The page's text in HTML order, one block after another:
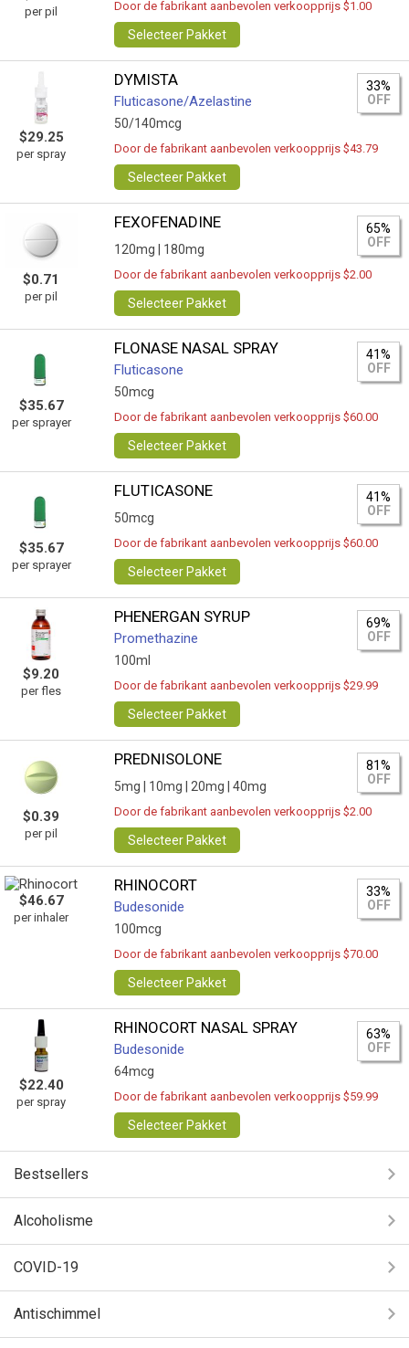
per pil Door de fabrikant aanbevolen verkoopprijs $1.00
Selecteer Pakket
$29.25
per spray
DYMISTA
Fluticasone/Azelastine
50/140mcg
33%
OFF
Door de fabrikant aanbevolen verkoopprijs $43.79
Selecteer Pakket
$0.71
per pil
FEXOFENADINE
120mg | 180mg
65%
OFF
Door de fabrikant aanbevolen verkoopprijs $2.00
Selecteer Pakket
$35.67
per sprayer
FLONASE NASAL SPRAY
Fluticasone
50mcg
41%
OFF
Door de fabrikant aanbevolen verkoopprijs $60.00
Selecteer Pakket
$35.67
per sprayer
FLUTICASONE
50mcg
41%
OFF
Door de fabrikant aanbevolen verkoopprijs $60.00
Selecteer Pakket
$9.20
per fles
PHENERGAN SYRUP
Promethazine
100ml
69%
OFF
Door de fabrikant aanbevolen verkoopprijs $29.99
Selecteer Pakket
$0.39
per pil
PREDNISOLONE
5mg | 10mg | 20mg | 40mg
81%
OFF
Door de fabrikant aanbevolen verkoopprijs $2.00
Selecteer Pakket
$46.67
per inhaler
RHINOCORT
Budesonide
100mcg
33%
OFF
Door de fabrikant aanbevolen verkoopprijs $70.00
Selecteer Pakket
$22.40
per spray
RHINOCORT NASAL SPRAY
Budesonide
64mcg
63%
OFF
Door de fabrikant aanbevolen verkoopprijs $59.99
Selecteer Pakket
Bestsellers
Alcoholisme
COVID-19
Antischimmel